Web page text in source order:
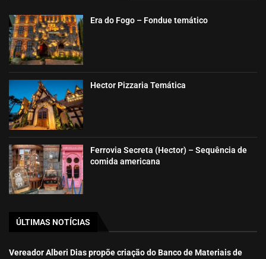
Era do Fogo – Fondue temático
Hector Pizzaria Temática
Ferrovia Secreta (Hector) – Sequência de
comida americana
ÚLTIMAS NOTÍCIAS
Vereador Alberi Dias propõe criação do Banco de Materiais de